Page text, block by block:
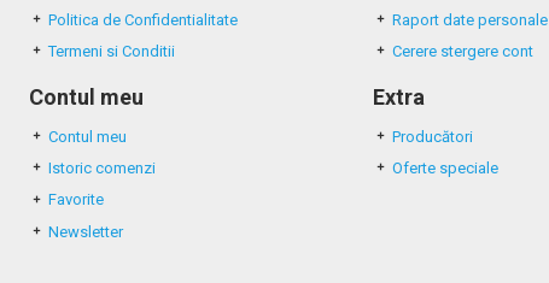
Politica de Confidentialitate
Termeni si Conditii
Raport date personale
Cerere stergere cont
Contul meu
Contul meu
Istoric comenzi
Favorite
Newsletter
Extra
Producători
Oferte speciale